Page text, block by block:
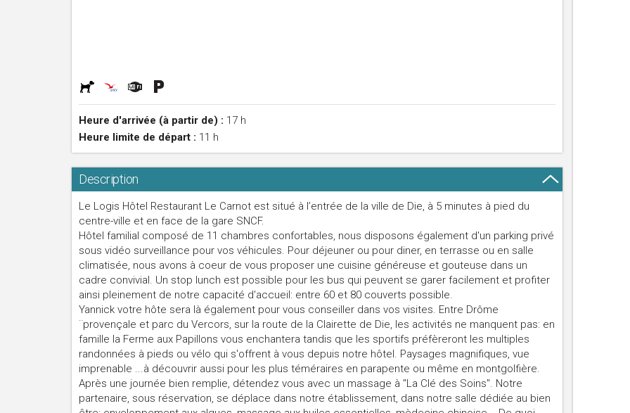
Heure d'arrivée (à partir de) : 17 h
Heure limite de départ : 11 h
Description
Le Logis Hôtel Restaurant Le Carnot est situé à l’entrée de la ville de Die, à 5 minutes à pied du
centre-ville et en face de la gare SNCF.
Hôtel familial composé de 11 chambres confortables, nous disposons également d'un parking privé
sous vidéo surveillance pour vos véhicules. Pour déjeuner ou pour diner, en terrasse ou en salle
climatisée, nous avons à coeur de vous proposer une cuisine généreuse et gouteuse dans un
cadre convivial. Un stop lunch est possible pour les bus qui peuvent se garer facilement et profiter
ainsi pleinement de notre capacité d'accueil: entre 60 et 80 couverts possible.
Yannick votre hôte sera là également pour vous conseiller dans vos visites. Entre Drôme
¨provençale et parc du Vercors, sur la route de la Clairette de Die, les activités ne manquent pas: en
famille la Ferme aux Papillons vous enchantera tandis que les sportifs préfèreront les multiples
randonnées à pieds ou vélo qui s'offrent à vous depuis notre hôtel. Paysages magnifiques, vue
imprenable ...à découvrir aussi pour les plus téméraires en parapente ou même en montgolfière.
Après une journée bien remplie, détendez vous avec un massage à "La Clé des Soins". Notre
partenaire, sous réservation, se déplace dans notre établissement, dans notre salle dédiée au bien